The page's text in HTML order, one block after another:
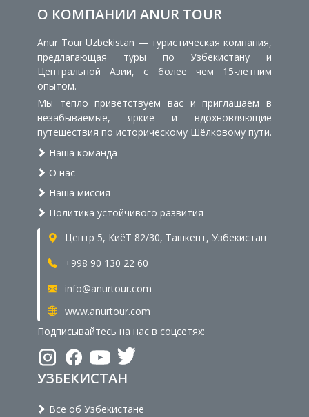
О КОМПАНИИ ANUR TOUR
Anur Tour Uzbekistan — туристическая компания,
предлагающая туры по Узбекистану и
Центральной Азии, с более чем 15-летним
опытом.
Мы тепло приветствуем вас и приглашаем в
незабываемые, яркие и вдохновляющие
путешествия по историческому Шёлковому пути.
Наша команда
О нас
Наша миссия
Политика устойчивого развития
Центр 5, КиёТ 82/30, Ташкент, Узбекистан
+998 90 130 22 60
info@anurtour.com
www.anurtour.com
Подписывайтесь на нас в соцсетях:
УЗБЕКИСТАН
Все об Узбекистане